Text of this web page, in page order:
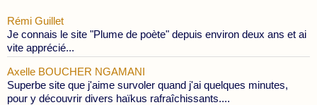
Rémi Guillet
Je connais le site "Plume de poète" depuis environ deux ans et ai
vite apprécié...
Axelle BOUCHER NGAMANI
Superbe site que j'aime survoler quand j'ai quelques minutes,
pour y découvrir divers haïkus rafraîchissants....